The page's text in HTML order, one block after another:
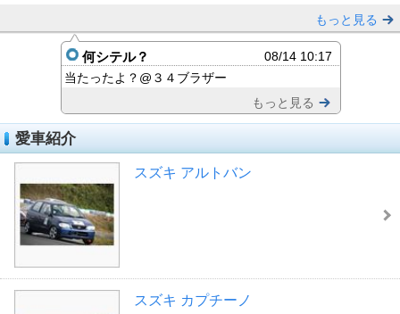
もっと見る
何シテル？
08/14 10:17
当たったよ？@３４ブラザー
もっと見る
愛車紹介
スズキ アルトバン
スズキ カプチーノ